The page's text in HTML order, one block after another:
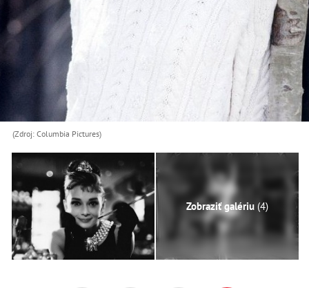
(Zdroj: Columbia Pictures)
Zobraziť galériu (4)